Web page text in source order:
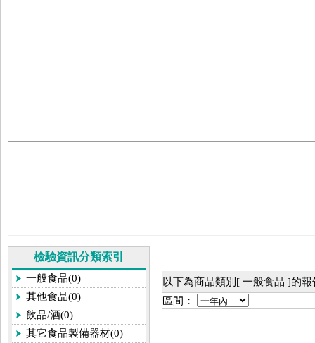
檢驗資訊分類索引
一般食品(0)
其他食品(0)
飲品/酒(0)
其它食品製備器材(0)
以下為商品類別[ 一般食品 ]的
區間：